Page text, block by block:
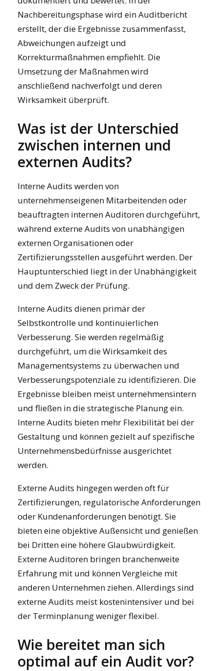
Nachbereitungsphase wird ein Auditbericht
erstellt, der die Ergebnisse zusammenfasst,
Abweichungen aufzeigt und
Korrekturmaßnahmen empfiehlt. Die
Umsetzung der Maßnahmen wird
anschließend nachverfolgt und deren
Wirksamkeit überprüft.
Was ist der Unterschied
zwischen internen und
externen Audits?
Interne Audits werden von
unternehmenseigenen Mitarbeitenden oder
beauftragten internen Auditoren durchgeführt,
während externe Audits von unabhängigen
externen Organisationen oder
Zertifizierungsstellen ausgeführt werden. Der
Hauptunterschied liegt in der Unabhängigkeit
und dem Zweck der Prüfung.
Interne Audits dienen primär der
Selbstkontrolle und kontinuierlichen
Verbesserung. Sie werden regelmäßig
durchgeführt, um die Wirksamkeit des
Managementsystems zu überwachen und
Verbesserungspotenziale zu identifizieren. Die
Ergebnisse bleiben meist unternehmensintern
und fließen in die strategische Planung ein.
Interne Audits bieten mehr Flexibilität bei der
Gestaltung und können gezielt auf spezifische
Unternehmensbedürfnisse ausgerichtet
werden.
Externe Audits hingegen werden oft für
Zertifizierungen, regulatorische Anforderungen
oder Kundenanforderungen benötigt. Sie
bieten eine objektive Außensicht und genießen
bei Dritten eine höhere Glaubwürdigkeit.
Externe Auditoren bringen branchenweite
Erfahrung mit und können Vergleiche mit
anderen Unternehmen ziehen. Allerdings sind
externe Audits meist kostenintensiver und bei
der Terminplanung weniger flexibel.
Wie bereitet man sich
optimal auf ein Audit vor?